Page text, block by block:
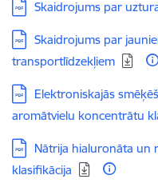
Lejupielādēt:
Skaidrojums par
Lejupielādēt:
Skaidrojums par
transportlīdzekļiem
Lejupielādēt:
Elektroniskajās
aromātvielu koncentrātu
Lejupielādēt:
Nātrija hialuronāta un
klasifikācija